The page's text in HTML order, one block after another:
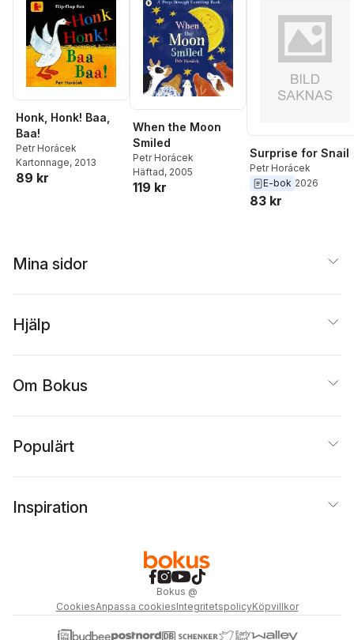
Honk, Honk! Baa,
Baa!
Petr Horácek
Kartonnage, 2013
89 kr
When the Moon
Smiled
Petr Horácek
Häftad, 2005
119 kr
Surprise for Snail
Petr Horácek
E-bok 2026
83 kr
Mina sidor
Hjälp
Om Bokus
Populärt
Inspiration
Bokus @
CookiesAnpassa cookiesIntegritetspolicyKöpvillkor